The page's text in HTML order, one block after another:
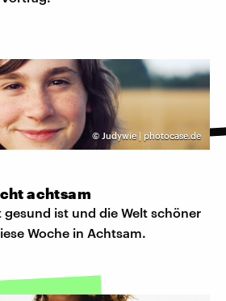
© Judywie | photocase.de
achtsam
gesund ist und die Welt schöner
Woche in Achtsam.